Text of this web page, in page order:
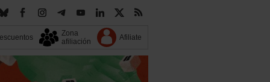
Zona
afiliación
Afiliate